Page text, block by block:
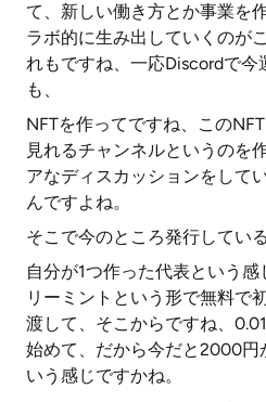
て、新しい働き方とか事業を
ラボ的に生み出していくのが
れもですね、一応Discordで
も、
NFTを作ってですね、この
見れるチャンネルというのを
アなディスカッションをして
んですよね。
そこで今のところ発行してい
自分が1つ作った代表という
リーミントという形で無料で
渡して、そこからですね、
始めて、だから今だと2000円
いう感じですかね。